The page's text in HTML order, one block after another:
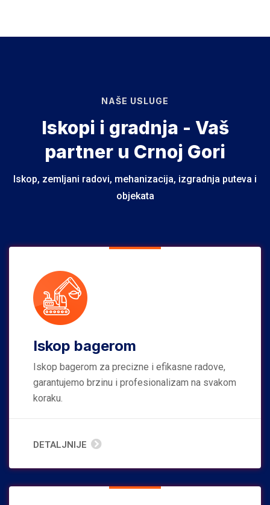
NAŠE USLUGE
Iskopi i gradnja - Vaš
partner u Crnoj Gori
Iskop, zemljani radovi, mehanizacija, izgradnja puteva i
objekata
Iskop bagerom
Iskop bagerom za precizne i efikasne radove,
garantujemo brzinu i profesionalizam na svakom
koraku.
DETALJNIJE